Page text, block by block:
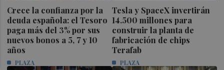
Crece la confianza por la
deuda española: el Tesoro
paga más del 3% por sus
nuevos bonos a 5, 7 y 10
años
PLAZA
Tesla y SpaceX invertirán
14.500 millones para
construir la planta de
fabricación de chips
Terafab
PLAZA